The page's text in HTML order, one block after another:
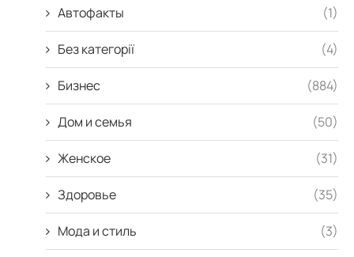
Автофакты (1)
Без категорії (4)
Бизнес (884)
Дом и семья (50)
Женское (31)
Здоровье (35)
Мода и стиль (3)